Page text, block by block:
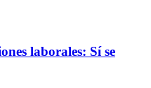
laborales: Sí se